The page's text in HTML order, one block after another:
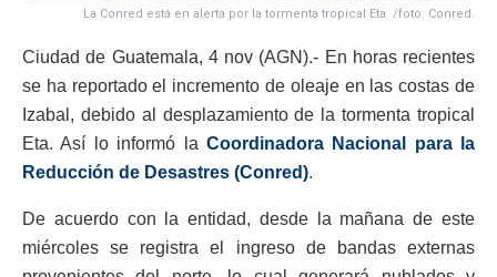
La Conred está en alerta por la tormenta tropical Eta. /foto: Conred.
Ciudad de Guatemala, 4 nov (AGN).- En horas recientes
se ha reportado el incremento de oleaje en las costas de
Izabal, debido al desplazamiento de la tormenta tropical
Eta. Así lo informó la Coordinadora Nacional para la
Reducción de Desastres (Conred).
De acuerdo con la entidad, desde la mañana de este
miércoles se registra el ingreso de bandas externas